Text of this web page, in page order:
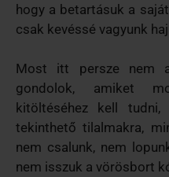
hogy a betartásuk a
csak kevéssé vagyunk
Most itt persze nem
gondolok, amiket
kitöltéséhez kell tudni,
tekinthető tilalmakra,
nem csalunk, nem
nem isszuk a vörösbort